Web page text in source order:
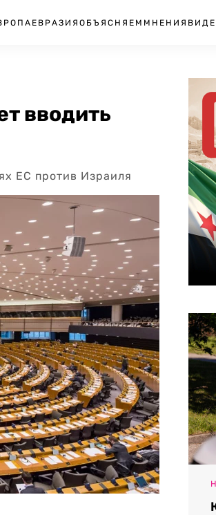
ЕВРАЗИЯ ОБЪЯСНЯЕМ МНЕНИЯ
вводить
ЕС против Израиля